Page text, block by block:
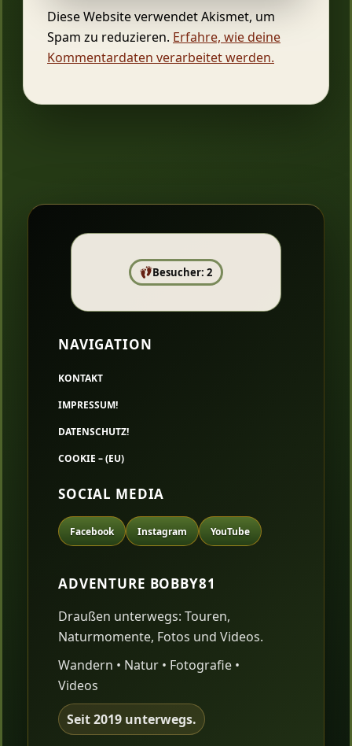
Diese Website verwendet Akismet, um
Spam zu reduzieren. Erfahre, wie deine
Kommentardaten verarbeitet werden.
Besucher: 2
NAVIGATION
KONTAKT
IMPRESSUM!
DATENSCHUTZ!
COOKIE – (EU)
SOCIAL MEDIA
Facebook Instagram YouTube
ADVENTURE BOBBY81
Draußen unterwegs: Touren,
Naturmomente, Fotos und Videos.
Wandern • Natur • Fotografie •
Videos
Seit 2019 unterwegs.